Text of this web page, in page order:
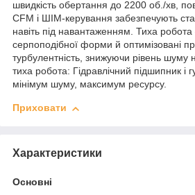
швидкість обертання до 2200 об./хв,
CFM і ШІМ-керування забезпечують
навіть під навантаженням. Тиха
серпоподібної форми й оптимізовані
турбулентність, знижуючи рівень шуму
тиха робота: Гідравлічний підшипник
мінімум шуму, максимум ресурсу.
Приховати
Характеристики
Основні